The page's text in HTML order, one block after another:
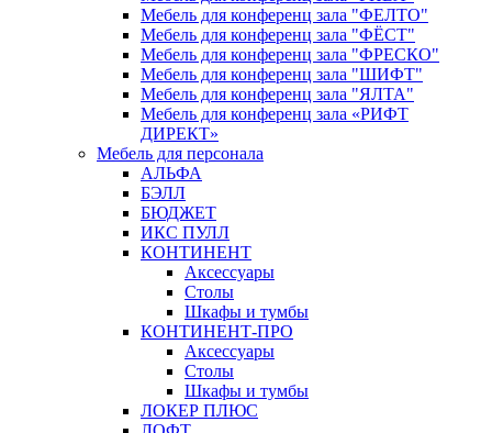
Мебель для конференц зала "ФЕЛТО"
Мебель для конференц зала "ФЁСТ"
Мебель для конференц зала "ФРЕСКО"
Мебель для конференц зала "ШИФТ"
Мебель для конференц зала "ЯЛТА"
Мебель для конференц зала «РИФТ
ДИРЕКТ»
Мебель для персонала
АЛЬФА
БЭЛЛ
БЮДЖЕТ
ИКС ПУЛЛ
КОНТИНЕНТ
Аксессуары
Столы
Шкафы и тумбы
КОНТИНЕНТ-ПРО
Аксессуары
Столы
Шкафы и тумбы
ЛОКЕР ПЛЮС